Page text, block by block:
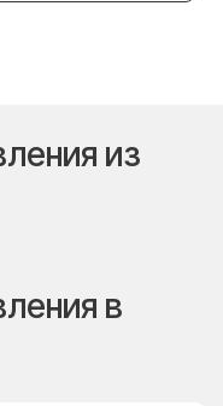
из
в